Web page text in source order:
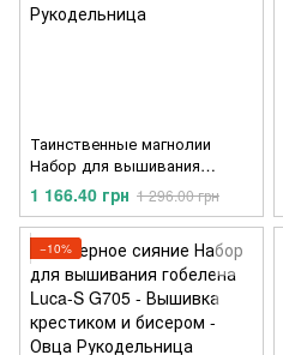
Таинственные магнолии
Набор для вышивания
гобелена Luca-S G707
1 166.40 грн 1 296.00 грн
−10%